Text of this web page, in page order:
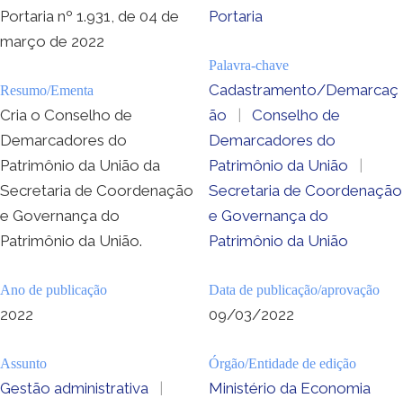
Portaria nº 1.931, de 04 de
março de 2022
Resumo/Ementa
Cria o Conselho de
Demarcadores do
Patrimônio da União da
Secretaria de Coordenação
e Governança do
Patrimônio da União.
Ano de publicação
2022
Assunto
Gestão administrativa
|
Portaria
Palavra-chave
Cadastramento/Demarcaç
ão
|
Conselho de
Demarcadores do
Patrimônio da União
|
Secretaria de Coordenação
e Governança do
Patrimônio da União
Data de publicação/aprovação
09/03/2022
Órgão/Entidade de edição
Ministério da Economia